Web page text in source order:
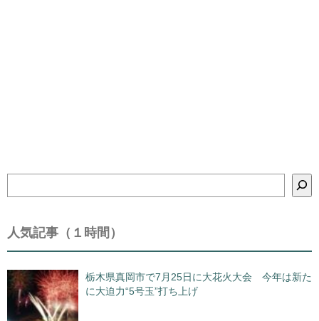
人気記事（１時間）
栃木県真岡市で7月25日に大花火大会 今年は新た
に大迫力“5号玉”打ち上げ